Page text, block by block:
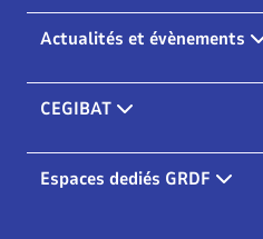
Actualités et évènements
CEGIBAT
Espaces dediés GRDF